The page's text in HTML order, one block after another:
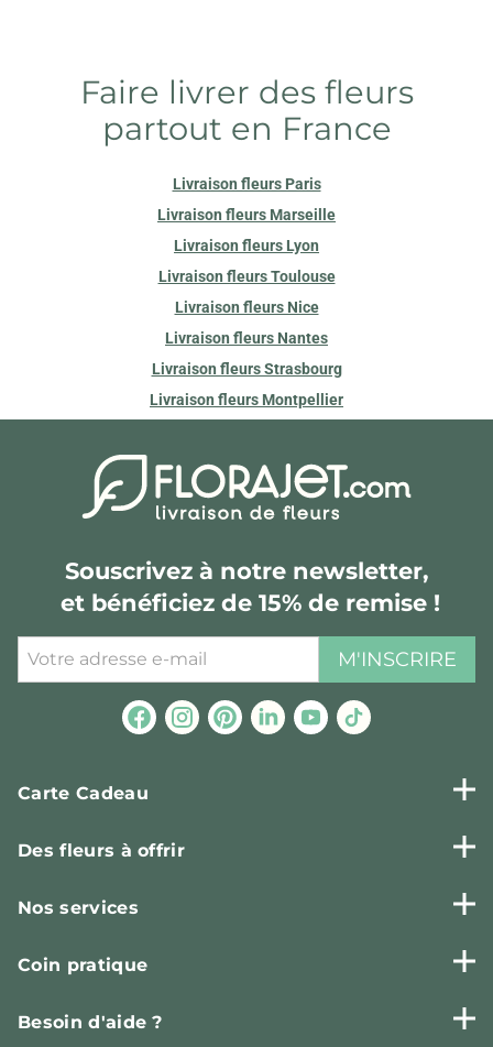
CHOUFLEURS
45 AVENUE PIERRE BROSSOLETTE
94170 LE PERREUX SUR MARNE
8 AVENUE THERESE
94420 LE PLESSIS TREVISE
94120 FONTENAY SOUS BOIS
Faire livrer des fleurs
partout en France
Livraison fleurs Paris
Livraison fleurs Marseille
Livraison fleurs Lyon
Livraison fleurs Toulouse
Livraison fleurs Nice
Livraison fleurs Nantes
Livraison fleurs Strasbourg
Livraison fleurs Montpellier
Souscrivez à notre newsletter,
et bénéficiez de 15% de remise !
M'INSCRIRE
Carte Cadeau
Des fleurs à offrir
Nos services
Coin pratique
Besoin d'aide ?